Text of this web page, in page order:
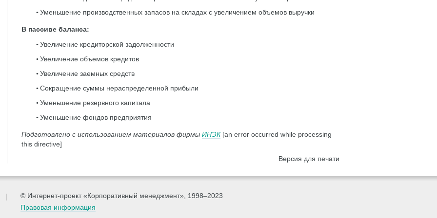
Уменьшение производственных запасов на складах с увеличением объемов выручки
В пассиве баланса:
Увеличение кредиторской задолженности
Увеличение объемов кредитов
Увеличение заемных средств
Сокращение суммы нераспределенной прибыли
Уменьшение резервного капитала
Уменьшение фондов предприятия
Подготовлено с использованием материалов фирмы ИНЭК[an error occurred while processing
this directive]
Версия для печати
© Интернет-проект «Корпоративный менеджмент», 1998–2023
Правовая информация